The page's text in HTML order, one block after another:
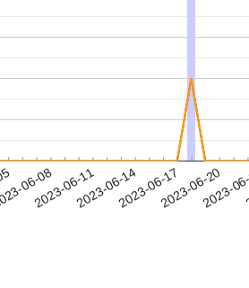
06-08
2023-06-112023-06-142023-06-172023-06-20
2023-